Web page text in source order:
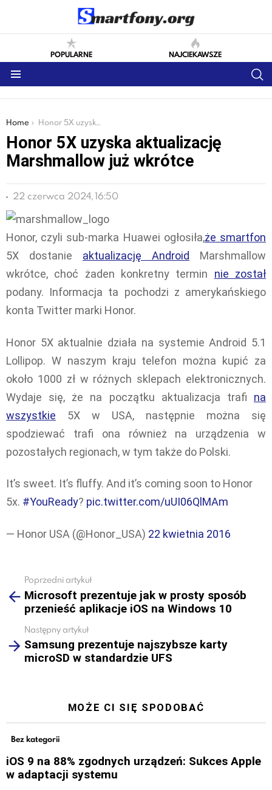
POPULARNE NAJCIEKAWSZE
You are here:
Home Honor 5X uzyska aktualizację Marshmallow już wkrótce
Honor 5X uzyska aktualizację
Marshmallow już wkrótce
22 czerwca 2024, 16:50
Honor, czyli sub-marka Huawei ogłosiła,że smartfon
5X dostanie aktualizację Android Marshmallow
wkrótce, choć żaden konkretny termin nie został
podany. Informacja ta pochodzi z amerykańskiego
konta Twitter marki Honor.
Honor 5X aktualnie działa na systemie Android 5.1
Lollipop. W naszym kraju telefon można kupić za
około 1000 zł w różnych sklepach elektronicznych.
Wydaje się, że na początku aktualizacja trafi na
wszystkie 5X w USA, następnie można się
spodziewać trafi ona również na urządzenia w
pozostałych regionach, w tym także do Polski.
It’s sweet. It’s fluffy. And it’s coming soon to Honor
5x. #YouReady? pic.twitter.com/uUI06QlMAm
— Honor USA (@Honor_USA) 22 kwietnia 2016
more
Poprzedni artykuł
Microsoft prezentuje jak w prosty sposób
przenieść aplikacje iOS na Windows 10
Następny artykuł
Samsung prezentuje najszybsze karty
microSD w standardzie UFS
MOŻE CI SIĘ SPODOBAĆ
Bez kategorii
iOS 9 na 88% zgodnych urządzeń: Sukces Apple
w adaptacji systemu